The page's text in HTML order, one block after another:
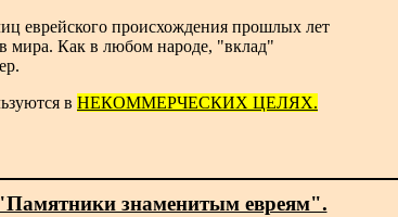
еврейского происхождения прошлых лет
мира. Как в любом народе, "вклад"
в НЕКОММЕРЧЕСКИХ ЦЕЛЯХ.
знаменитым евреям".